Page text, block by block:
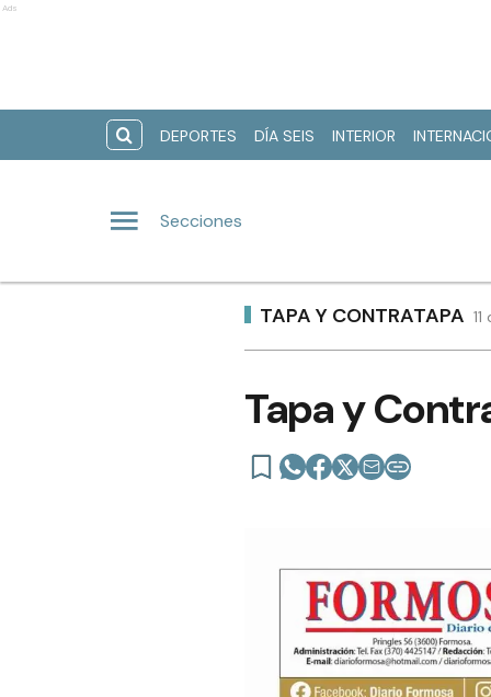
Ads
DEPORTES DÍA SEIS INTERIOR
Secciones
TAPA Y CONTRATAPA
Tapa y